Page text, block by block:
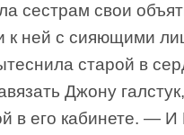
сестрам свои
к ней с сияющими
старой в
Джону
в его кабинете. — И